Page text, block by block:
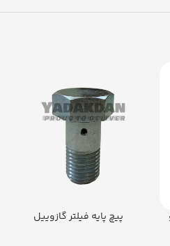
پیچ پایه فیلتر گازوییل